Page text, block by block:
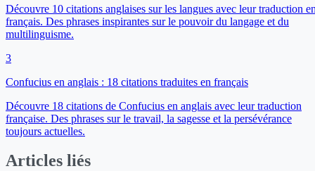
Découvre 10 citations anglaises sur les langues avec leur traduction
français. Des phrases inspirantes sur le pouvoir du langage et du
multilinguisme.
3
Confucius en anglais : 18 citations traduites en français
Découvre 18 citations de Confucius en anglais avec leur traduction
française. Des phrases sur le travail, la sagesse et la persévérance
toujours actuelles.
Articles liés